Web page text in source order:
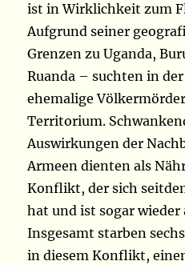
ist in Wirklichkeit zum
Aufgrund seiner
Grenzen zu Uganda,
Ruanda – suchten in
ehemalige
Territorium.
Auswirkungen der
Armeen dienten als
Konflikt, der sich
hat und ist sogar
Insgesamt starben
in diesem Konflikt,